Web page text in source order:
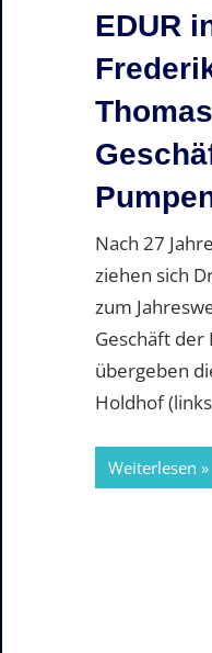
EDUR
Nach 27
ziehen sich
zum
Geschäft der
übergeben
Holdhof (links
Weiterlesen